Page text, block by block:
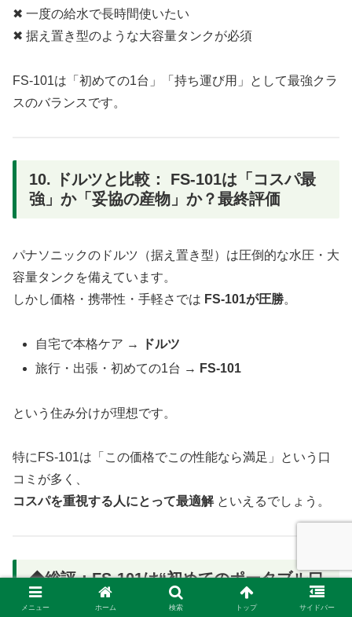
✖ 一度の給水で長時間使いたい
✖ 据え置き型のような大容量タンクが必須
FS-101は「初めての1台」「持ち運び用」として最強クラ
スのバランスです。
10. ドルツと比較： FS-101は「コスパ最
強」か「妥協の産物」か？最終評価
パナソニックのドルツ（据え置き型）は圧倒的な水圧・大
容量タンクを備えています。
しかし価格・携帯性・手軽さでは FS-101が圧勝。
自宅で本格ケア →
ドルツ
旅行・出張・初めての1台 → FS-101
という住み分けが理想です。
特にFS-101は「この価格でこの性能なら満足」という口
コミが多く、
コスパを重視する人にとって最適解といえるでしょう。
◆総評：FS-101は“初めてのポータブル口
腔洗浄器”として非常に優秀な1台
メニュー ホーム 検索 トップ サイドバー